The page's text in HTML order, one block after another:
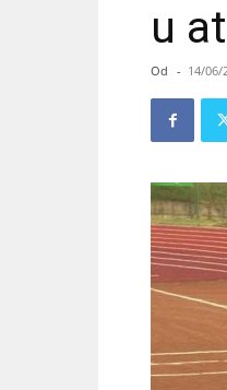
u
Od - 14/06/